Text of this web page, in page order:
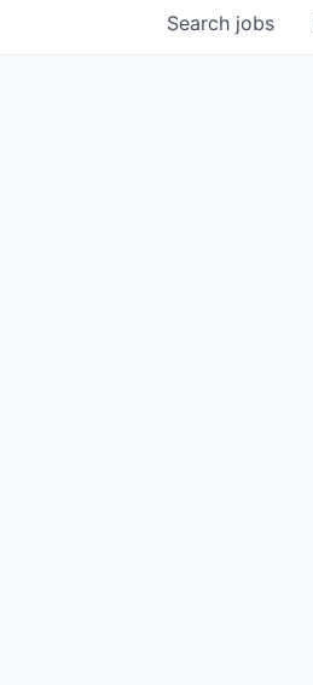
Search jobs